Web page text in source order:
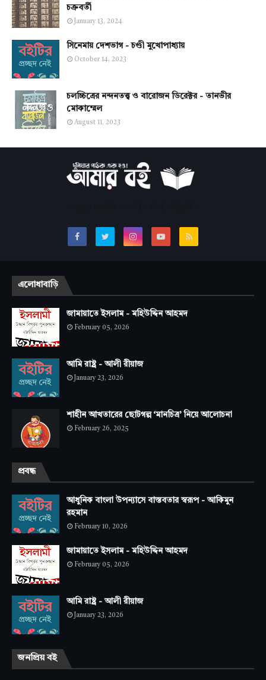
চক্রবর্তী
January 13, 2024
সিনেমায় দেশভাগ - চণ্ডী মুখোপাধ্যায়
October 14, 2023
চলচ্চিত্রের নন্দনতত্ত্ব ও বারোজন ডিরেক্টর - তানভীর
মোকাম্মেল
August 11, 2023
এলোধাবাড়ি
জামায়াতে ইসলাম - মহিউদ্দিন আহমদ
February 05, 2026
আমি রাষ্ট্র - আলী রীয়াজ
January 23, 2026
শাহীন আখতারের ছোটগল্প ‘মানচিত্র’ নিয়ে আলোচনা
February 26, 2025
প্রবন্ধ
আধুনিক বাংলা উপন্যাসে বাস্তবতার স্বরূপ - আকিমুন
রহমান
February 10, 2026
জামায়াতে ইসলাম - মহিউদ্দিন আহমদ
February 05, 2026
আমি রাষ্ট্র - আলী রীয়াজ
January 23, 2026
জনপ্রিয় বই